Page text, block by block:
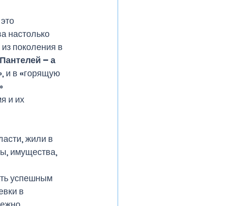
настолько
поколения в
– а
и в «горящую
жили в
имущества,
успешным
в